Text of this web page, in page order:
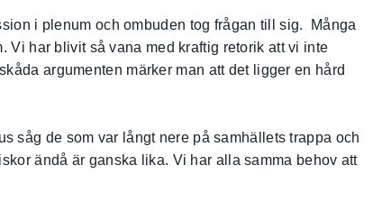
i plenum och ombuden tog frågan till sig. Många
Vi har blivit så vana med kraftig retorik att vi inte
argumenten märker man att det ligger en hård
såg de som var långt nere på samhällets trappa och
ändå är ganska lika. Vi har alla samma behov att